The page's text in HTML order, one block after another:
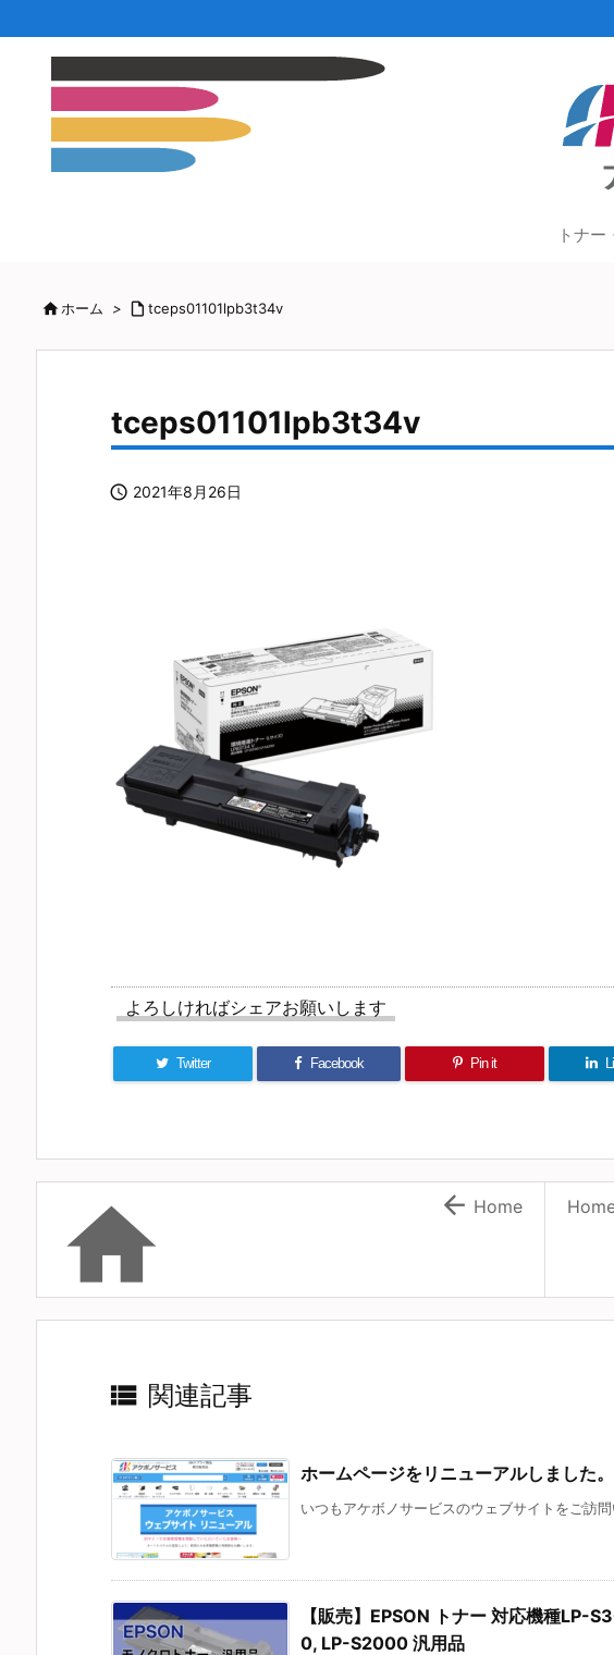
トナ
ホーム >  tceps01101lpb3t34v
tceps01101lpb3t34v
 2021年8月26日
よろしければシェアお願いします
Twitter Facebook Pin it
  Home
 関連記事
ホームページをリニューアルしました。
いつもアケボノサービスのウェブサイトをご訪
【販売】EPSON トナー 対応機種
0, LP-S2000 汎用品